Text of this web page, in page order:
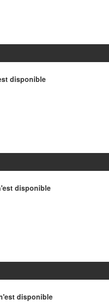
disponible
disponible
disponible